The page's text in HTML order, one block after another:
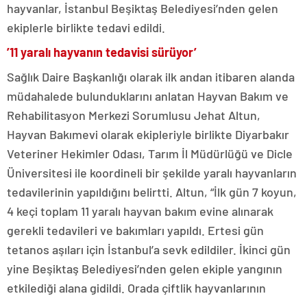
hayvanlar, İstanbul Beşiktaş Belediyesi’nden gelen
ekiplerle birlikte tedavi edildi.
’11 yaralı hayvanın tedavisi sürüyor’
Sağlık Daire Başkanlığı olarak ilk andan itibaren alanda
müdahalede bulunduklarını anlatan Hayvan Bakım ve
Rehabilitasyon Merkezi Sorumlusu Jehat Altun,
Hayvan Bakımevi olarak ekipleriyle birlikte Diyarbakır
Veteriner Hekimler Odası, Tarım İl Müdürlüğü ve Dicle
Üniversitesi ile koordineli bir şekilde yaralı hayvanların
tedavilerinin yapıldığını belirtti. Altun, “İlk gün 7 koyun,
4 keçi toplam 11 yaralı hayvan bakım evine alınarak
gerekli tedavileri ve bakımları yapıldı. Ertesi gün
tetanos aşıları için İstanbul’a sevk edildiler. İkinci gün
yine Beşiktaş Belediyesi’nden gelen ekiple yangının
etkilediği alana gidildi. Orada çiftlik hayvanlarının